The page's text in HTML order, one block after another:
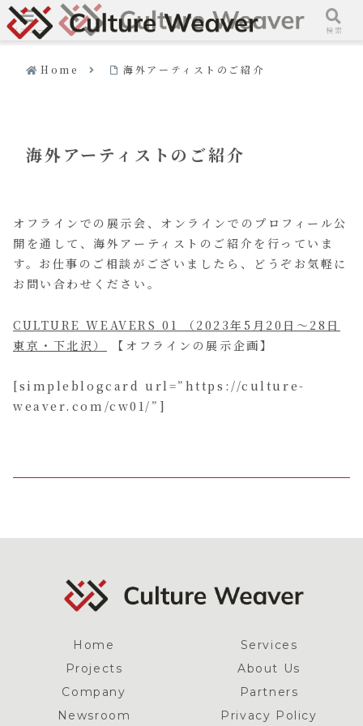
Home 海外アーティストのご紹介
海外アーティストのご紹介
オフラインでの展示会、オンラインでのプロフィール公
開を通して、海外アーティストのご紹介を行っていま
す。お仕事のご相談がございましたら、どうぞお気軽に
お問い合わせください。
CULTURE WEAVERS 01 （2023年5月20日〜28日
東京・下北沢）
【オフラインの展示企画】
[simpleblogcard url=”https://culture-
weaver.com/cw01/”]
Home
Services
Projects
About Us
Company
Partners
Newsroom
Privacy Policy
メニュー 検索